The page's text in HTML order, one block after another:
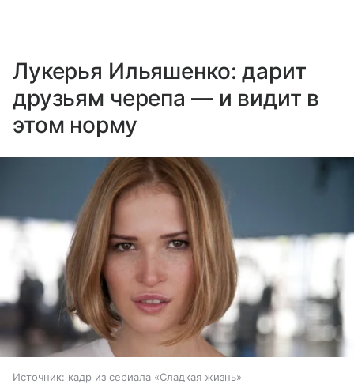
Лукерья Ильяшенко: дарит
друзьям черепа — и видит в
этом норму
Источник: кадр из сериала «Сладкая жизнь»